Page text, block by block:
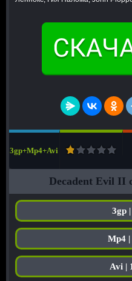
3gp+Mp4+Avi
Decadent Evil II
3gp
Mp4
Avi |